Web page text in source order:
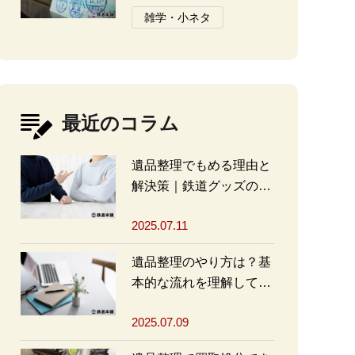
と注意点
雑学・小ネタ
最近のコラム
遺品整理でもめる理由と
解決策｜鉄道グッズの整
2025.07.11
遺品整理のやり方は？基
本的な流れを理解して買
めよう
2025.07.09